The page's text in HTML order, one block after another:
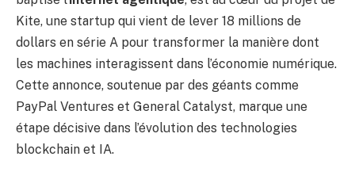
Kite, une startup qui vient de lever 18 millions de
dollars en série A pour transformer la manière dont
les machines interagissent dans l’économie numérique.
Cette annonce, soutenue par des géants comme
PayPal Ventures et General Catalyst, marque une
étape décisive dans l’évolution des technologies
blockchain et IA.